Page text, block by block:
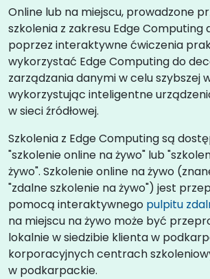
Online lub na miejscu, prowadzone
szkolenia z zakresu Edge Computing
poprzez interaktywne ćwiczenia
wykorzystać Edge Computing do
zarządzania danymi w celu szybszej
wykorzystując inteligentne
w sieci źródłowej.
Szkolenia z Edge Computing są
"szkolenie online na żywo" lub
żywo". Szkolenie online na żywo
"zdalne szkolenie na żywo") jest
pomocą interaktywnego pulpitu
na miejscu na żywo może być
lokalnie w siedzibie klienta w
korporacyjnych centrach
w podkarpackie.